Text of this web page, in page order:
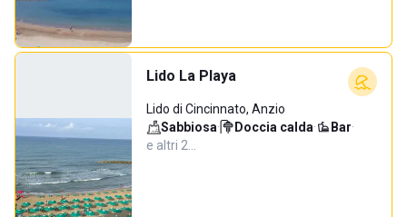
Lido La Playa
Lido di Cincinnato, Anzio
Sabbiosa· Doccia calda· Bar·
e altri 2…